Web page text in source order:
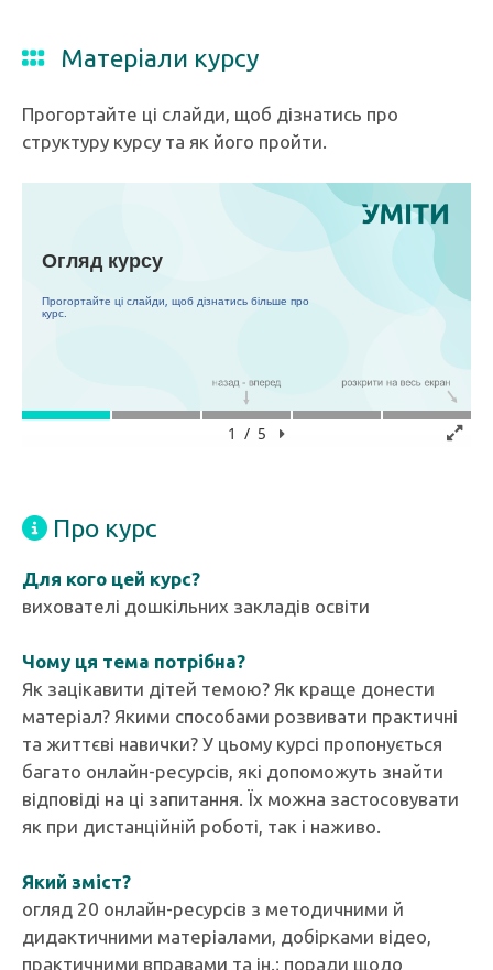
Матеріали курсу
Прогортайте ці слайди, щоб дізнатись про
структуру курсу та як його пройти.
Про курс
Для кого цей курс?
вихователі дошкільних закладів освіти
Чому ця тема потрібна?
Як зацікавити дітей темою? Як краще донести
матеріал? Якими способами розвивати практичні
та життєві навички? У цьому курсі пропонується
багато онлайн-ресурсів, які допоможуть знайти
відповіді на ці запитання. Їх можна застосовувати
як при дистанційній роботі, так і наживо.
Який зміст?
огляд 20 онлайн-ресурсів з методичними й
дидактичними матеріалами, добірками відео,
практичними вправами та ін.; поради щодо